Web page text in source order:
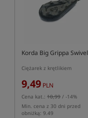
Korda Big Grippa Swivel
Ciężarek z krętlikiem
9,49 PLN
Cena kat.: 10,99 / -14%
Min. cena z 30 dni przed
obniżką: 9.49